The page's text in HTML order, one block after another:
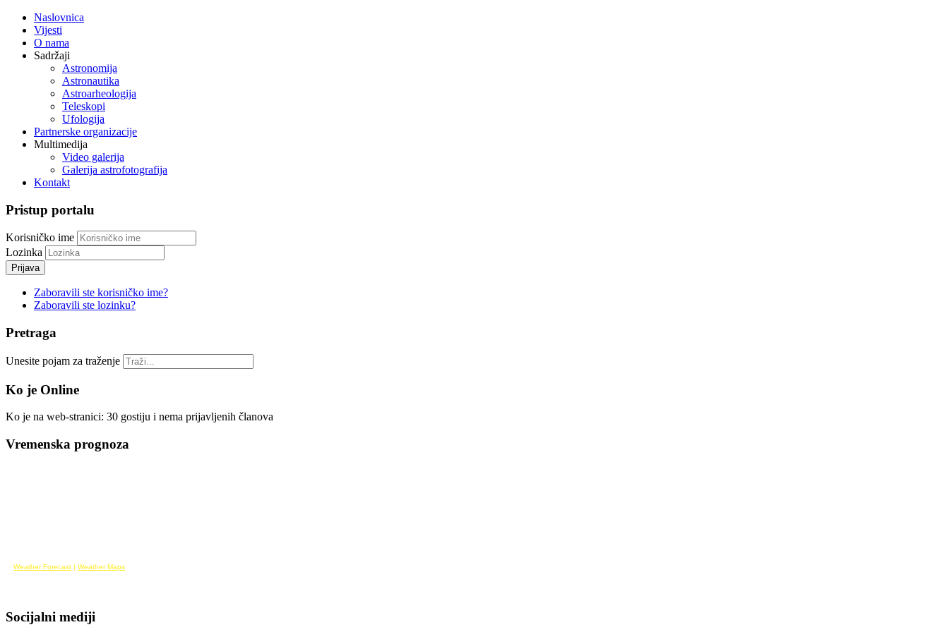
Naslovnica
Vijesti
O nama
Sadržaji
Astronomija
Astronautika
Astroarheologija
Teleskopi
Ufologija
Partnerske organizacije
Multimedija
Video galerija
Galerija astrofotografija
Kontakt
Pristup portalu
Korisničko ime
Lozinka
Prijava
Zaboravili ste korisničko ime?
Zaboravili ste lozinku?
Pretraga
Unesite pojam za traženje
Ko je Online
Ko je na web-stranici: 30 gostiju i nema prijavljenih članova
Vremenska prognoza
Weather Forecast | Weather Maps
Socijalni mediji